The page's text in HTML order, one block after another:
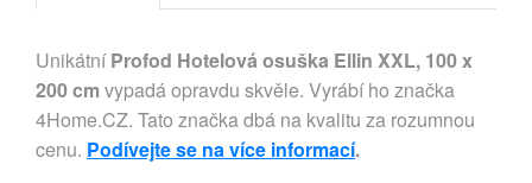
UnikátníProfod Hotelová osuška Ellin XXL, 100 x
200 cm vypadá opravdu skvěle. Vyrábí ho značka
4Home.CZ. Tato značka dbá na kvalitu za rozumnou
cenu. Podívejte se na více informací.